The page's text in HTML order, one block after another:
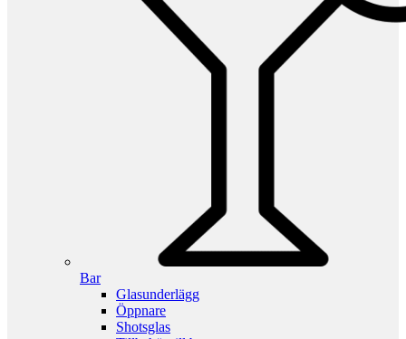
Bar
Glasunderlägg
Öppnare
Shotsglas